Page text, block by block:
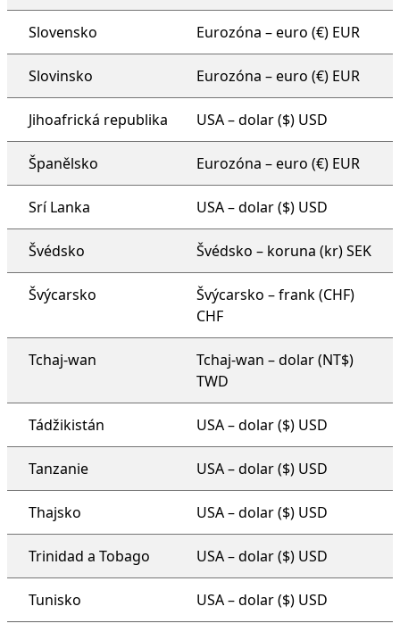
Slovensko Eurozóna – euro (€) EUR
Slovinsko Eurozóna – euro (€) EUR
Jihoafrická republika USA – dolar ($) USD
Španělsko Eurozóna – euro (€) EUR
Srí Lanka USA – dolar ($) USD
Švédsko Švédsko – koruna (kr) SEK
Švýcarsko
Švýcarsko – frank (CHF)
CHF
Tchaj-wan
Tchaj-wan – dolar (NT$)
TWD
Tádžikistán USA – dolar ($) USD
Tanzanie USA – dolar ($) USD
Thajsko USA – dolar ($) USD
Trinidad a Tobago USA – dolar ($) USD
Tunisko USA – dolar ($) USD